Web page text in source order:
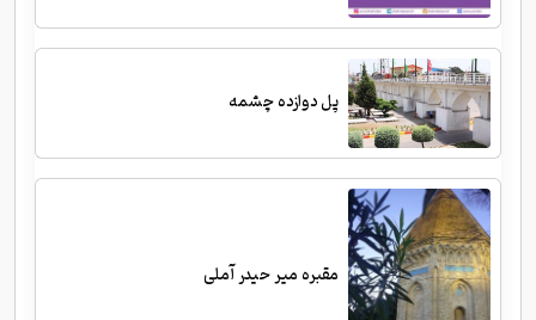
پل دوازده چشمه
مقبره میر حیدر آملی